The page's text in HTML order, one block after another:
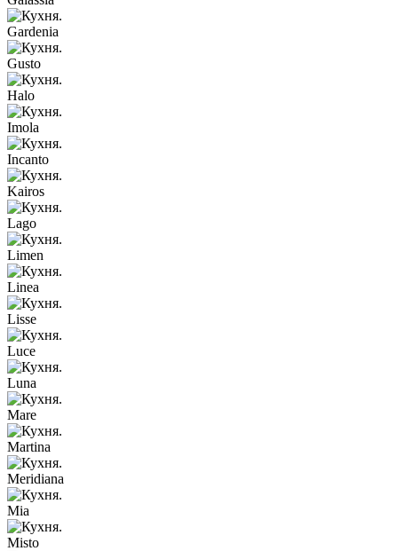
Gardenia
Gusto
Halo
Imola
Incanto
Kairos
Lago
Limen
Linea
Lisse
Luce
Luna
Mare
Martina
Meridiana
Mia
Misto